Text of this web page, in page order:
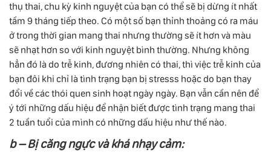
thụ thai, chu kỳ kinh nguyệt của bạn có thể sẽ bị dừng ít nhất
tầm 9 tháng tiếp theo. Có một số bạn thỉnh thoảng có ra máu
ở trong thời gian mang thai nhưng thường sẽ ít hơn và màu
sẽ nhạt hơn so với kinh nguyệt bình thường. Nhưng không
hẳn đó là do trễ kinh, đương nhiên có thai, thì việc trễ kinh của
bạn đôi khi chỉ là tình trạng bạn bị stresss hoặc do bạn thay
đổi về các thói quen sinh hoạt ngày ngày. Bạn vẫn cần nên để
ý tới những dấu hiệu để nhận biết được tình trạng mang thai
2 tuần tuổi của mình có những dấu hiệu như thế nào.
b – Bị căng ngực và khá nhạy cảm: